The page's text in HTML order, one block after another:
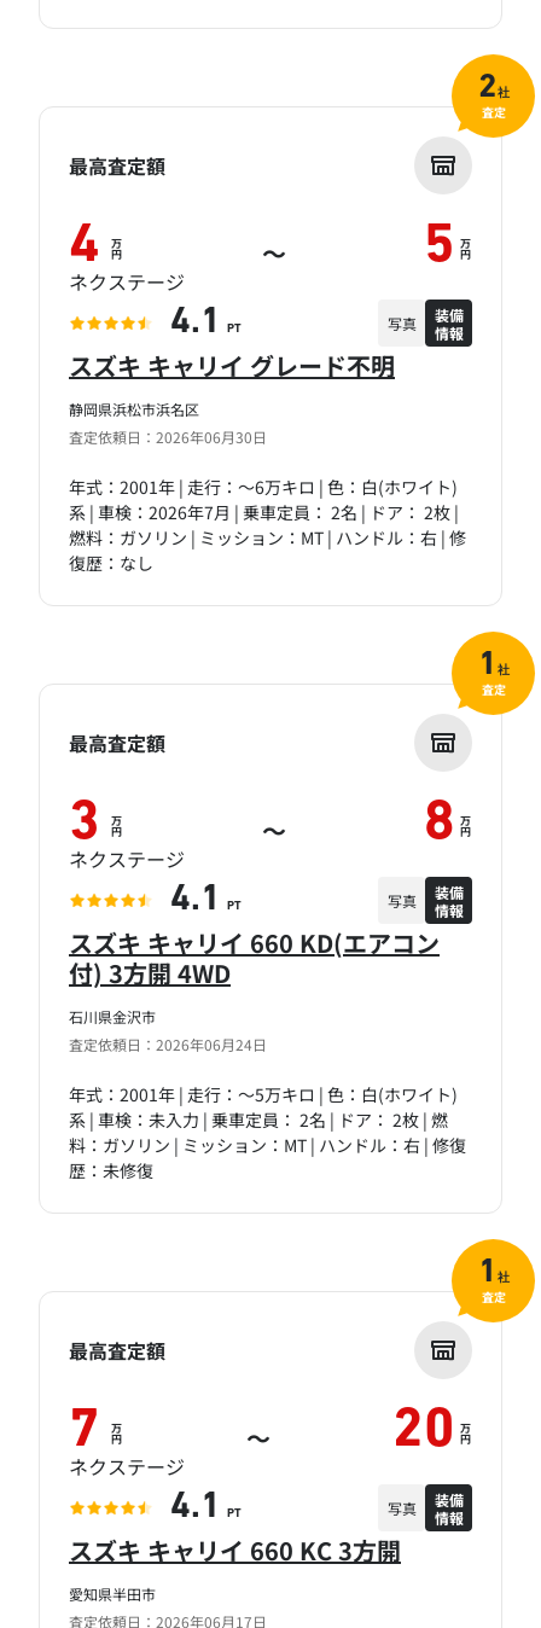
静岡県浜松市浜名区
査定依頼日：2026年06月30日
スズキ キャリイ グレード不明
年式：2001年 | 走行：～6万キロ | 色：白(ホワイト)
系 | 車検：2026年7月 | 乗車定員： 2名 | ドア： 2枚 |
燃料：ガソリン | ミッション：MT | ハンドル：右 | 修
復歴：なし
最高査定額
4 万
円 ～ 5 万
円
ネクステージ
4.1 PT 写真
装備
情報
2社
査定
石川県金沢市
査定依頼日：2026年06月24日
スズキ キャリイ 660 KD(エアコン
付) 3方開 4WD
年式：2001年 | 走行：～5万キロ | 色：白(ホワイト)
系 | 車検：未入力 | 乗車定員： 2名 | ドア： 2枚 | 燃
料：ガソリン | ミッション：MT | ハンドル：右 | 修復
歴：未修復
最高査定額
3 万
円 ～ 8 万
円
ネクステージ
4.1 PT 写真
装備
情報
1 社
査定
愛知県半田市
査定依頼日：2026年06月17日
スズキ キャリイ 660 KC 3方開
最高査定額
7 万
円 ～ 20 万
円
ネクステージ
4.1 PT 写真
装備
情報
1 社
査定